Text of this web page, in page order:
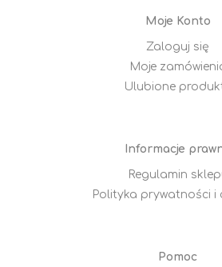
Moje Konto
Zaloguj się
Moje
Ulubione
Informacje
Regulamin
Polityka prywatności i
Pomoc